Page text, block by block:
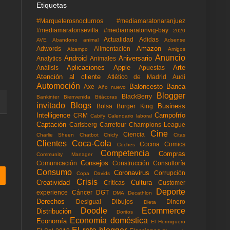
Etiquetas
#Marqueterosnocturnos
#mediamaratonaranjuez
#mediamaratonsevilla
#mediamaratonvig-bay
2020
AVE
Abandono animal Actualidad Adidas Adsense
Adwords Alcampo Alimentación Amazon Amigos
Analytics Android Animales Aniversario Anuncio
Análisis Aplicaciones Apple Apuestas
Arte
Atención al cliente
Atlético de Madrid Audi
Automoción Axe Año nuevo Baloncesto Banca
Bankinter Bienvenida Bitácoras BlackBerry
Blogger
invitado
Blogs Bolsa Burger King
Business
Intelligence CRM Cabify Calendario laboral Campofrío
Captación Carlsberg Carrefour Champions League
Charlie Sheen Chatbot Chicfy Ciencia Cine Citas
Clientes Coca-Cola Coches Cocina Comics
Community Manager Competencia Compras
Comunicación Consejos Construcción Consultoría
Consumo Copa Davids Coronavirus Corrupción
Creatividad Crisis Críticas Cultura
Customer
experience
Cáncer DGT DMA Decathlon Deporte
Derechos Desigual Dibujos Dieta Dinero
Distribución Doodle Doritos Ecommerce
Economía Economía doméstica El Hormiguero